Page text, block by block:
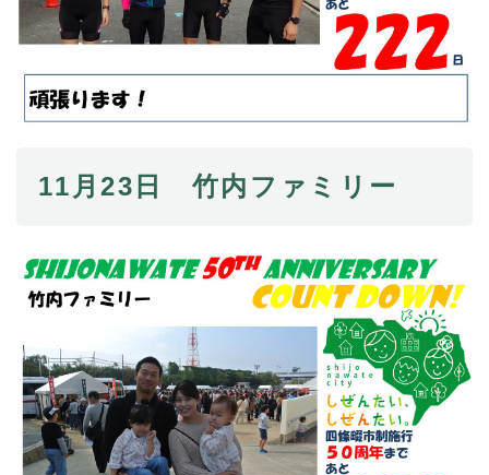
11月23日 竹内ファミリー